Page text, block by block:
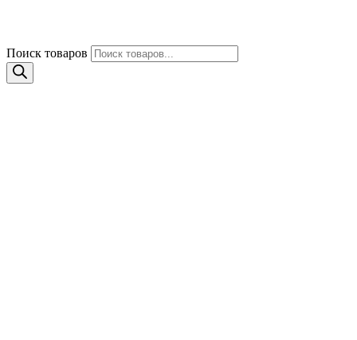
Поиск товаров